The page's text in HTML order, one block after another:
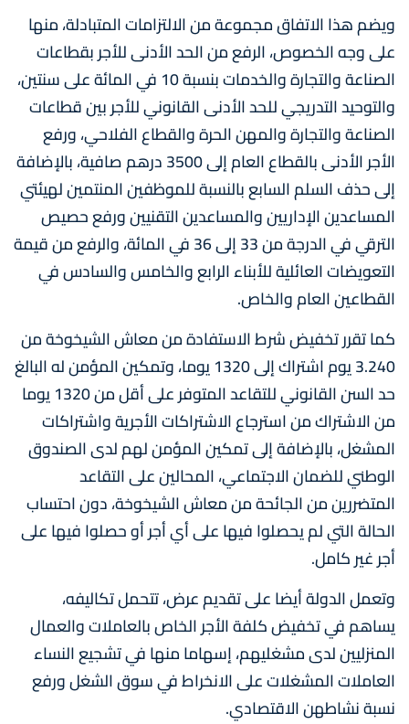
ويضم هذا الاتفاق مجموعة من الالتزامات المتبادلة، منها
على وجه الخصوص، الرفع من الحد الأدنى للأجر بقطاعات
الصناعة والتجارة والخدمات بنسبة 10 في المائة على سنتين،
والتوحيد التدريجي للحد الأدنى القانوني للأجر بين قطاعات
الصناعة والتجارة والمهن الحرة والقطاع الفلاحي، ورفع
الأجر الأدنى بالقطاع العام إلى 3500 درهم صافية، بالإضافة
إلى حذف السلم السابع بالنسبة للموظفين المنتمين لهيئتي
المساعدين الإداريين والمساعدين التقنيين ورفع حصيص
الترقي في الدرجة من 33 إلى 36 في المائة، والرفع من قيمة
التعويضات العائلية للأبناء الرابع والخامس والسادس في
القطاعين العام والخاص.
كما تقرر تخفيض شرط الاستفادة من معاش الشيخوخة من
3.240 يوم اشتراك إلى 1320 يوما، وتمكين المؤمن له البالغ
حد السن القانوني للتقاعد المتوفر على أقل من 1320 يوما
من الاشتراك من استرجاع الاشتراكات الأجرية واشتراكات
المشغل، بالإضافة إلى تمكين المؤمن لهم لدى الصندوق
الوطني للضمان الاجتماعي، المحالين على التقاعد
المتضررين من الجائحة من معاش الشيخوخة، دون احتساب
الحالة التي لم يحصلوا فيها على أي أجر أو حصلوا فيها على
أجر غير كامل.
وتعمل الدولة أيضا على تقديم عرض، تتحمل تكاليفه،
يساهم في تخفيض كلفة الأجر الخاص بالعاملات والعمال
المنزليين لدى مشغليهم، إسهاما منها في تشجيع النساء
العاملات المشغلات على الانخراط في سوق الشغل ورفع
نسبة نشاطهن الاقتصادي.